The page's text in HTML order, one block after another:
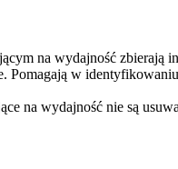
na wydajność zbierają
Pomagają w
na wydajność nie są